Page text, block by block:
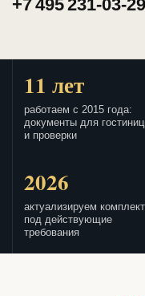
+7 495 231-03-29
11 лет
работаем с 2015 года:
документы для
и проверки
2026
актуализируем
под действующие
требования